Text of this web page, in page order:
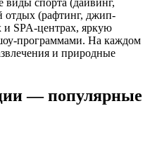
виды спорта (дайвинг,
отдых (рафтинг, джип-
и SPA-центрах, яркую
программами. На каждом
и природные
— популярные